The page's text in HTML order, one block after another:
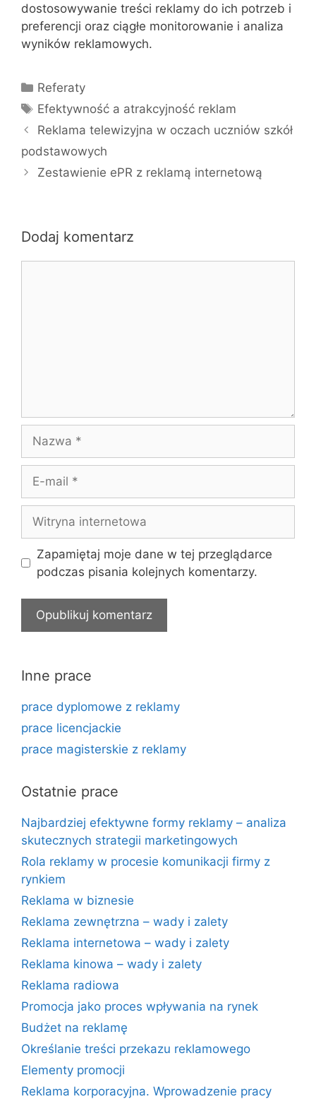
dostosowywanie treści reklamy do ich potrzeb i
preferencji oraz ciągłe monitorowanie i analiza
wyników reklamowych.
Kategorie
Referaty
Tagi
Efektywność a atrakcyjność reklam
Reklama telewizyjna w oczach uczniów szkół
podstawowych
Zestawienie ePR z reklamą internetową
Dodaj komentarz
mail
internetowa
Zapamiętaj moje dane w tej przeglądarce
podczas pisania kolejnych komentarzy.
Inne prace
prace dyplomowe z reklamy
prace licencjackie
prace magisterskie z reklamy
Ostatnie prace
Najbardziej efektywne formy reklamy – analiza
skutecznych strategii marketingowych
Rola reklamy w procesie komunikacji firmy z
rynkiem
Reklama w biznesie
Reklama zewnętrzna – wady i zalety
Reklama internetowa – wady i zalety
Reklama kinowa – wady i zalety
Reklama radiowa
Promocja jako proces wpływania na rynek
Budżet na reklamę
Określanie treści przekazu reklamowego
Elementy promocji
Reklama korporacyjna. Wprowadzenie pracy